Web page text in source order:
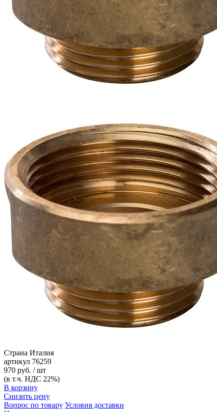
Страна Италия
артикул 76259
970 руб. / шт
(в т.ч. НДС 22%)
В корзину
Снизить цену
Вопрос по товару Условия доставки